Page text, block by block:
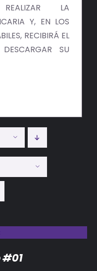
CONTACTO
LA
Y, EN LOS
RECIBIRÁ EL
SU
#01